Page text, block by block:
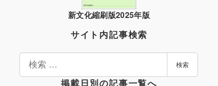
新文化縮刷版2025年版
サイト内記事検索
検
検索
掲載日別の記事一覧へ